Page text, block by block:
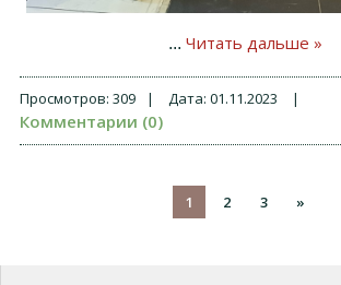
... Читать дальше »
Просмотров: 309 | Дата: 01.11.2023 |
Комментарии (0)
1 2 3 »